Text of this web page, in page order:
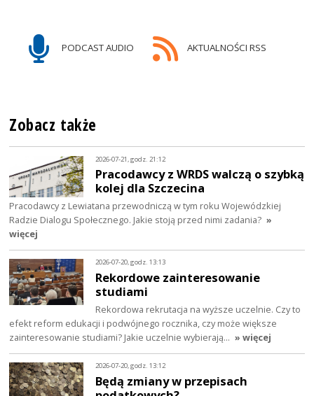
PODCAST AUDIO AKTUALNOŚCI RSS
Zobacz także
2026-07-21, godz. 21:12
Pracodawcy z WRDS walczą o szybką
kolej dla Szczecina
Pracodawcy z Lewiatana przewodniczą w tym roku Wojewódzkiej
Radzie Dialogu Społecznego. Jakie stoją przed nimi zadania? »
więcej
2026-07-20, godz. 13:13
Rekordowe zainteresowanie
studiami
Rekordowa rekrutacja na wyższe uczelnie. Czy to
efekt reform edukacji i podwójnego rocznika, czy może większe
zainteresowanie studiami? Jakie uczelnie wybierają… » więcej
2026-07-20, godz. 13:12
Będą zmiany w przepisach